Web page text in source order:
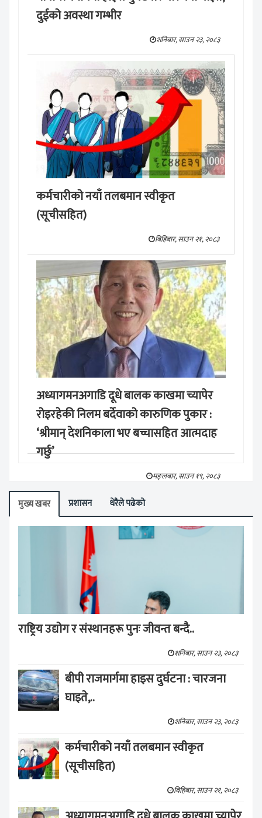
दुईको अवस्था गम्भीर
शनिबार, साउन २३, २०८३
कर्मचारीको नयाँ तलबमान स्वीकृत
(सूचीसहित)
बिहिबार, साउन २१, २०८३
अध्यागमनअगाडि दूधे बालक काखमा च्यापेर
रोइरहेकी निलम बर्देवाको कारुणिक पुकार :
‘श्रीमान् देशनिकाला भए बच्चासहित आत्मदाह
गर्छु’
मङ्लबार, साउन १९, २०८३
मुख्य खबर प्रशासन धेरैले पढेको
राष्ट्रिय उद्योग र संस्थानहरू पुनः जीवन्त बन्दै..
शनिबार, साउन २३, २०८३
बीपी राजमार्गमा हाइस दुर्घटना : चारजना
घाइते,..
शनिबार, साउन २३, २०८३
कर्मचारीको नयाँ तलबमान स्वीकृत
(सूचीसहित)
बिहिबार, साउन २१, २०८३